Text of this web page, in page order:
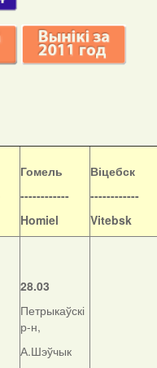
Гомель
------------
Homiel
Віцебск
------------
Vitebsk
28.03
Петрыкаўскі
р-н,
А.Шэўчык